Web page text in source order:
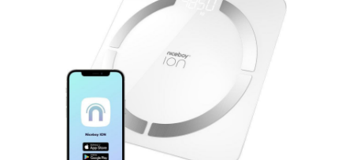
10+ millioner medlemmer